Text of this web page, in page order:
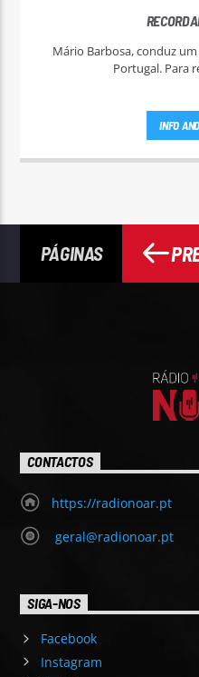
Mário Barbosa, conduz
Portugal. Para
INFO
PÁGINAS
CONTACTOS
https://radionoar.pt
geral@radionoar.pt
SIGA-NOS
Facebook
Instagram